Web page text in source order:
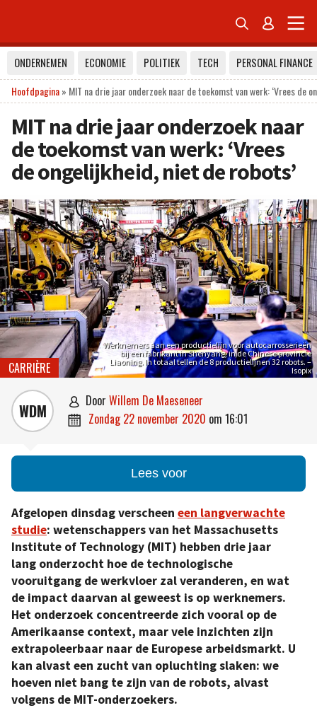
 
ONDERNEMEN ECONOMIE POLITIEK TECH
PERSONAL FINANCE
Hoofdpagina» MIT na drie jaar onderzoek naar de toekomst van werk: ‘Vrees de
MIT na drie jaar onderzoek naar
de toekomst van werk: ‘Vrees
de ongelijkheid, niet de robots’
Werknemers aan een productielijn voor autocarrosserieën
bij een fabrikant in Shenyang, in de Chinese provincie
Liaoning. In totaal tellen de 8 productielijnen 32 robots. –
Isopix
CARRIÈRE
WDM  door Willem De Maeseneer
 zondag 22 november 2020 om 16:01
Lees voor
Afgelopen dinsdag verscheen een langverwachte
studie: wetenschappers van het Massachusetts
Institute of Technology (MIT) hebben drie jaar
lang onderzocht hoe de technologische
vooruitgang de werkvloer zal veranderen, en wat
de impact daarvan al geweest is op werknemers.
Het onderzoek concentreerde zich vooral op de
Amerikaanse context, maar vele inzichten zijn
extrapoleerbaar naar de Europese arbeidsmarkt. U
kan alvast een zucht van opluchting slaken: we
hoeven niet bang te zijn van de robots, alvast
volgens de MIT-onderzoekers.